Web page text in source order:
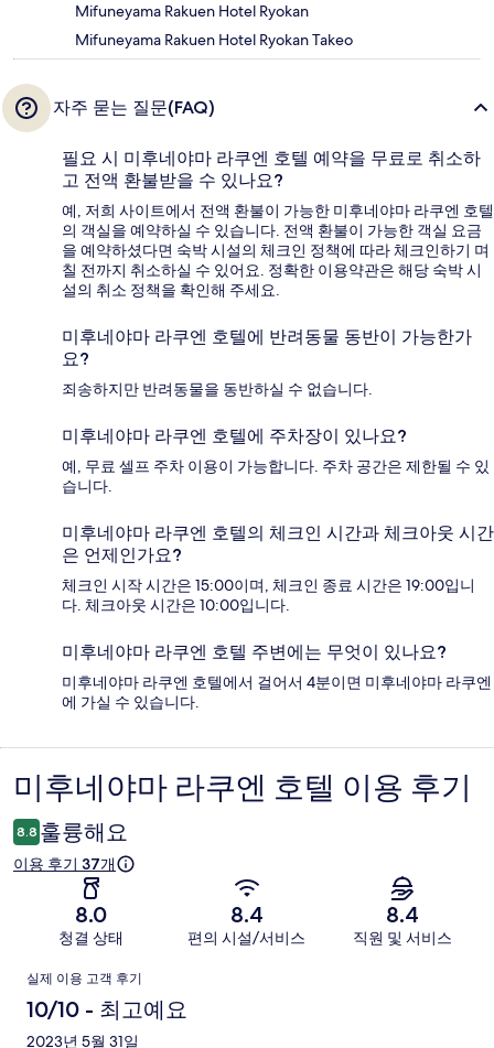
Mifuneyama Rakuen Hotel Ryokan
Mifuneyama Rakuen Hotel Ryokan Takeo
자주 묻는 질문(FAQ)
필요 시 미후네야마 라쿠엔 호텔 예약을 무료로 취소하
고 전액 환불받을 수 있나요?
예, 저희 사이트에서 전액 환불이 가능한 미후네야마 라쿠엔 호텔
의 객실을 예약하실 수 있습니다. 전액 환불이 가능한 객실 요금
을 예약하셨다면 숙박 시설의 체크인 정책에 따라 체크인하기 며
칠 전까지 취소하실 수 있어요. 정확한 이용약관은 해당 숙박 시
설의 취소 정책을 확인해 주세요.
미후네야마 라쿠엔 호텔에 반려동물 동반이 가능한가
요?
죄송하지만 반려동물을 동반하실 수 없습니다.
미후네야마 라쿠엔 호텔에 주차장이 있나요?
예, 무료 셀프 주차 이용이 가능합니다. 주차 공간은 제한될 수 있
습니다.
미후네야마 라쿠엔 호텔의 체크인 시간과 체크아웃 시간
은 언제인가요?
체크인 시작 시간은 15:00이며, 체크인 종료 시간은 19:00입니
다. 체크아웃 시간은 10:00입니다.
미후네야마 라쿠엔 호텔 주변에는 무엇이 있나요?
미후네야마 라쿠엔 호텔에서 걸어서 4분이면 미후네야마 라쿠엔
에 가실 수 있습니다.
이
용
후
미후네야마 라쿠엔 호텔 이용 후기
8.8 훌륭해요
이용 후기 37개
8.0
청결 상태
8.4
편의 시설/서비스
8.4
직원 및 서비스
이
용
실제 이용 고객 후기
10/10 - 최고예요
2023년 5월 31일